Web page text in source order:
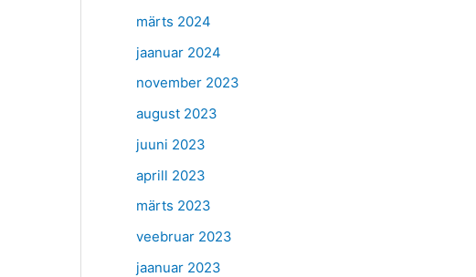
märts 2024
jaanuar 2024
november 2023
august 2023
juuni 2023
aprill 2023
märts 2023
veebruar 2023
jaanuar 2023